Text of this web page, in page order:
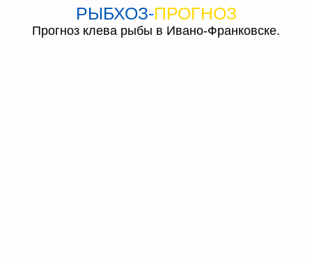
РЫБХОЗ-ПРОГНОЗ
Прогноз клева рыбы в Ивано-Франковске.